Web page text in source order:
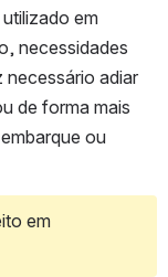
em
necessidades
adiar
de forma mais
ou
em